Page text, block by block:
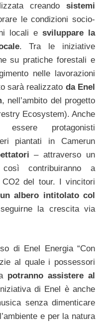
creando sistemi
le condizioni socio-
locali e sviluppare la
. Tra le iniziative
su pratiche forestali e
nelle lavorazioni
sarà realizzato da Enel
, nell’ambito del progetto
Ecosystem). Anche
protagonisti
piantati in Camerun
– attraverso un
contribuiranno a
del tour. I vincitori
un albero intitolato col
la crescita via
di Enel Energia “Con
al quale i possessori
potranno assistere al
di Enel è anche
senza dimenticare
e per la natura